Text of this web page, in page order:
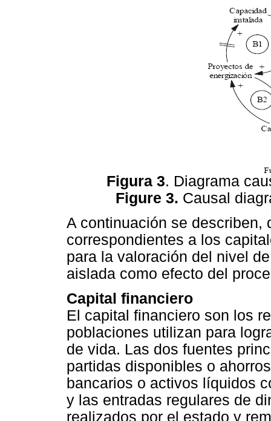
Figura 3. Diagrama
Figure 3. Causal
A continuación se describen,
correspondientes a los
para la valoración del nivel
aislada como efecto del
Capital financiero
El capital financiero son los
poblaciones utilizan para
de vida. Las dos fuentes
partidas disponibles o
bancarios o activos líquidos
y las entradas regulares de
realizados por el estado y